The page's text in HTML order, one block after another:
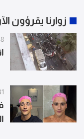
زوارنا يقرؤون